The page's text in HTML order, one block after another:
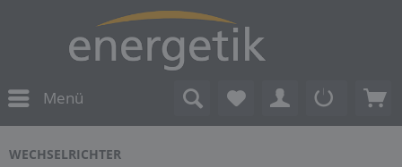
Menü
WECHSELRICHTER